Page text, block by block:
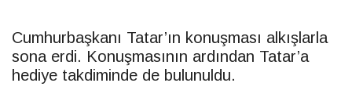
Cumhurbaşkanı Tatar’ın konuşması alkışlarla
sona erdi. Konuşmasının ardından Tatar’a
hediye takdiminde de bulunuldu.